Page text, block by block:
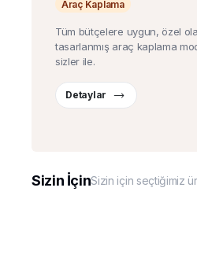
Araç Kaplama
Tüm bütçelere uygun, özel
tasarlanmış araç kaplama
sizler ile.
Detaylar
Sizin İçinSizin için seçtiğimiz